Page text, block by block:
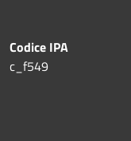
Codice IPA
c_f549